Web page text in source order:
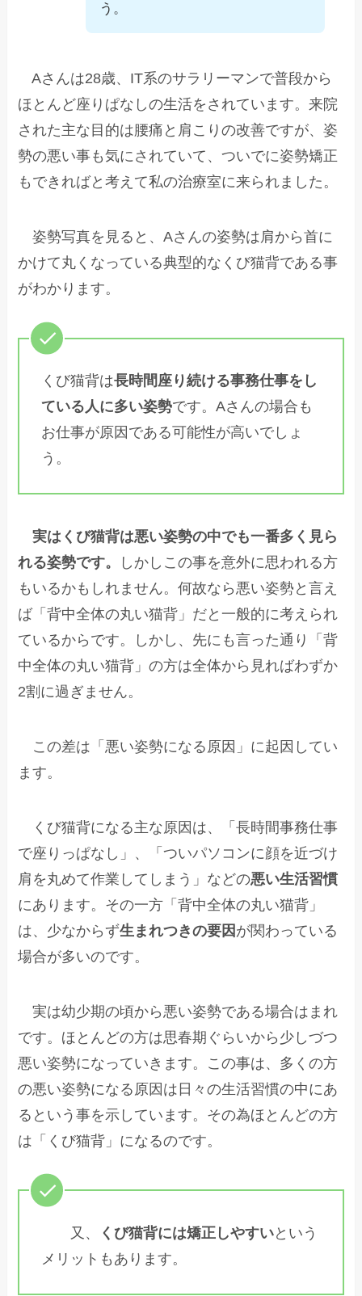
う。
Aさんは28歳、IT系のサラリーマンで普段から
ほとんど座りぱなしの生活をされています。来院
された主な目的は腰痛と肩こりの改善ですが、姿
勢の悪い事も気にされていて、ついでに姿勢矯正
もできればと考えて私の治療室に来られました。
姿勢写真を見ると、Aさんの姿勢は肩から首に
かけて丸くなっている典型的なくび猫背である事
がわかります。
くび猫背は長時間座り続ける事務仕事をし
ている人に多い姿勢です。Aさんの場合も
お仕事が原因である可能性が高いでしょ
う。
実はくび猫背は悪い姿勢の中でも一番多く見ら
れる姿勢です。
しかしこの事を意外に思われる方
もいるかもしれません。何故なら悪い姿勢と言え
ば「背中全体の丸い猫背」だと一般的に考えられ
ているからです。しかし、先にも言った通り「背
中全体の丸い猫背」の方は全体から見ればわずか
2割に過ぎません。
この差は「悪い姿勢になる原因」に起因してい
ます。
くび猫背になる主な原因は、「長時間事務仕事
で座りっぱなし」、「ついパソコンに顔を近づけ
肩を丸めて作業してしまう」などの悪い生活習慣
にあります。その一方「背中全体の丸い猫背」
は、少なからず生まれつきの要因 が関わっている
場合が多いのです。
実は幼少期の頃から悪い姿勢である場合はまれ
です。ほとんどの方は思春期ぐらいから少しづつ
悪い姿勢になっていきます。この事は、多くの方
の悪い姿勢になる原因は日々の生活習慣の中にあ
るという事を示しています。その為ほとんどの方
は「くび猫背」になるのです。
又、 くび猫背には矯正しやすいという
メリットもあります。